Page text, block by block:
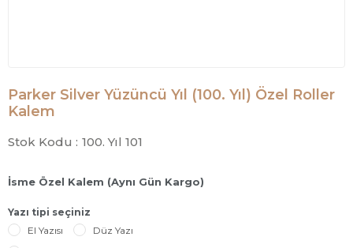
Parker Silver Yüzüncü Yıl (100. Yıl) Özel Roller
Kalem
Stok Kodu : 100. Yıl 101
İsme Özel Kalem (Aynı Gün Kargo)
Yazı tipi seçiniz
El Yazısı
Düz Yazı